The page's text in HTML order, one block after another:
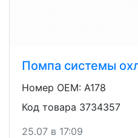
Помпа системы
Номер OEM: A178
Код товара 3734357
25.07 в 17:09